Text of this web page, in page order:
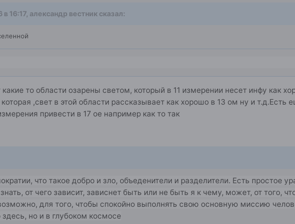
16:17, александр вестниксказал:
то области озарены светом, который в 11 измерении несет инфу как
,свет в этой области рассказывает как хорошо в 13 ом ну и т.д.Есть
привести в 17 ое например как то так
что такое добро и зло, объеденители и разделители. Есть простое
от чего зависит, зависнет быть или не быть я к чему, может, от того,
для того, чтобы спокойно выполнять свою основную миссию
но и в глубоком космосе